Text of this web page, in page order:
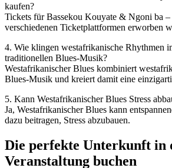
kaufen?
Tickets für Bassekou Kouyate & Ngoni ba
verschiedenen Ticketplattformen erworben
4. Wie klingen westafrikanische Rhythmen
traditionellen Blues-Musik?
Westafrikanischer Blues kombiniert
Blues-Musik und kreiert damit eine
5. Kann Westafrikanischer Blues Stress
Ja, Westafrikanischer Blues kann
dazu beitragen, Stress abzubauen.
Die perfekte Unterkunft in
Veranstaltung buchen